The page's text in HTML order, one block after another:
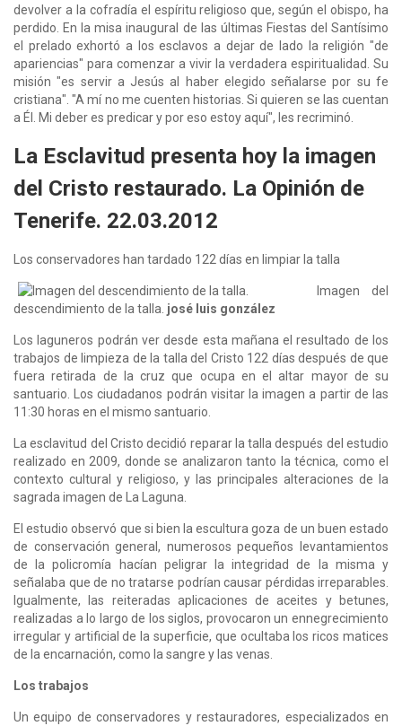
devolver a la cofradía el espíritu religioso que, según el obispo, ha
perdido. En la misa inaugural de las últimas Fiestas del Santísimo
el prelado exhortó a los esclavos a dejar de lado la religión "de
apariencias" para comenzar a vivir la verdadera espiritualidad. Su
misión "es servir a Jesús al haber elegido señalarse por su fe
cristiana". "A mí no me cuenten historias. Si quieren se las cuentan
a Él. Mi deber es predicar y por eso estoy aquí", les recriminó.
La Esclavitud presenta hoy la imagen
del Cristo restaurado. La Opinión de
Tenerife. 22.03.2012
Los conservadores han tardado 122 días en limpiar la talla
Imagen del
descendimiento de la talla. josé luis gonzález
Los laguneros podrán ver desde esta mañana el resultado de los
trabajos de limpieza de la talla del Cristo 122 días después de que
fuera retirada de la cruz que ocupa en el altar mayor de su
santuario. Los ciudadanos podrán visitar la imagen a partir de las
11:30 horas en el mismo santuario.
La esclavitud del Cristo decidió reparar la talla después del estudio
realizado en 2009, donde se analizaron tanto la técnica, como el
contexto cultural y religioso, y las principales alteraciones de la
sagrada imagen de La Laguna.
El estudio observó que si bien la escultura goza de un buen estado
de conservación general, numerosos pequeños levantamientos
de la policromía hacían peligrar la integridad de la misma y
señalaba que de no tratarse podrían causar pérdidas irreparables.
Igualmente, las reiteradas aplicaciones de aceites y betunes,
realizadas a lo largo de los siglos, provocaron un ennegrecimiento
irregular y artificial de la superficie, que ocultaba los ricos matices
de la encarnación, como la sangre y las venas.
Los trabajos
Un equipo de conservadores y restauradores, especializados en